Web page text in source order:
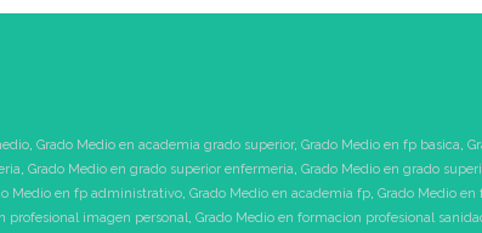
, Grado Medio en academia grado superior, Grado Medio en fp basica,
, Grado Medio en grado superior enfermeria, Grado Medio en grado
Medio en fp administrativo, Grado Medio en academia fp, Grado Medio en
profesional imagen personal, Grado Medio en formacion profesional